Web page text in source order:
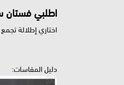
اطلبي فستان
اختاري إطلالة
دليل المقاسات: